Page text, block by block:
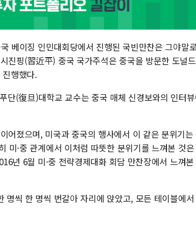
베이징 인민대회당에서 진행된 국빈만찬은 그야말
진핑(習近平) 중국 국가주석은 중국을 방문한 도널
행했다.
단(復旦)대학교 교수는 중국 매체 신경보와의 인터
어졌으며, 미국과 중국의 행사에서 이 같은 분위기는
미·중 관계에서 이처럼 따뜻한 분위기를 느껴본 것
년 6월 미·중 전략경제대화 회담 만찬장에서 느껴
씩 한 명씩 번갈아 자리에 앉았고, 모든 테이블에